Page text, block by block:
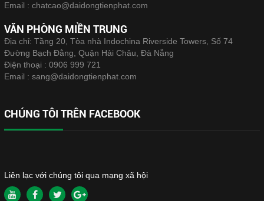
Email : chatcao@daidongtienphat.com
VĂN PHÒNG MIỀN TRUNG
Địa chỉ: Tầng 20, Tòa nhà Indochina Riverside Towers, Số 74
Đường Bạch Đằng, Quận Hải Châu, Đà Nẵng
Điện thoại : 0906 999 721
Email : sang@daidongtienphat.com
CHÚNG TÔI TRÊN FACEBOOK
Liên lạc với chúng tôi qua mạng xã hội